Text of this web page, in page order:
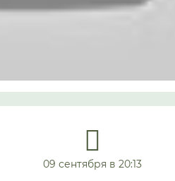
09 сентября в 20:13